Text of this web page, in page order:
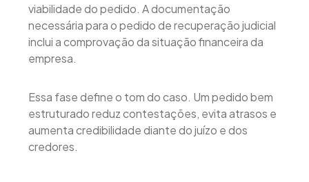
viabilidade do pedido. A documentação
necessária para o pedido de recuperação judicial
inclui a comprovação da situação financeira da
empresa.
Essa fase define o tom do caso. Um pedido bem
estruturado reduz contestações, evita atrasos e
aumenta credibilidade diante do juízo e dos
credores.